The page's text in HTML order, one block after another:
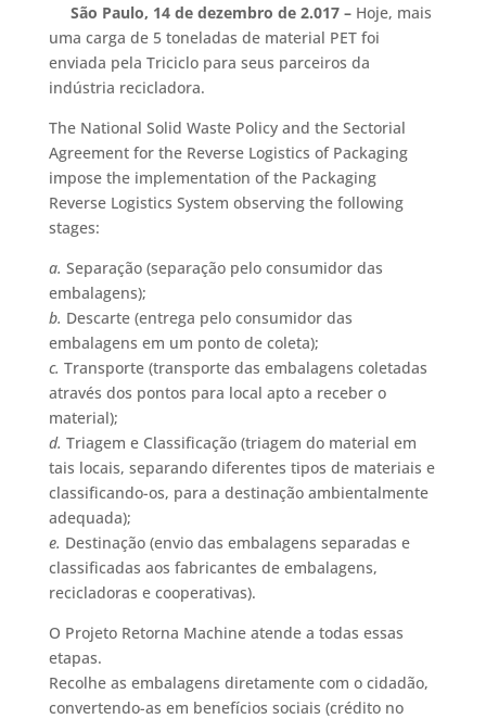
São Paulo, 14 de dezembro de 2.017–Hoje, mais
uma carga de 5 toneladas de material PET foi
enviada pela Triciclo para seus parceiros da
indústria recicladora.
The National Solid Waste Policy and the Sectorial
Agreement for the Reverse Logistics of Packaging
impose the implementation of the Packaging
Reverse Logistics System observing the following
stages:
a. Separação (separação pelo consumidor das
embalagens);
b. Descarte (entrega pelo consumidor das
embalagens em um ponto de coleta);
c. Transporte (transporte das embalagens coletadas
através dos pontos para local apto a receber o
material);
d. Triagem e Classificação (triagem do material em
tais locais, separando diferentes tipos de materiais e
classificando-os, para a destinação ambientalmente
adequada);
e. Destinação (envio das embalagens separadas e
classificadas aos fabricantes de embalagens,
recicladoras e cooperativas).
O Projeto Retorna Machine atende a todas essas
etapas.
Recolhe as embalagens diretamente com o cidadão,
convertendo-as em benefícios sociais (crédito no